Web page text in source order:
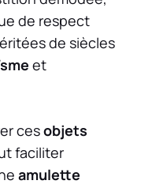
de respect
de siècles
et
cesobjets
faciliter
amulette